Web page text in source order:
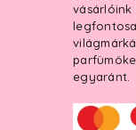
vásárlóink
egyaránt.